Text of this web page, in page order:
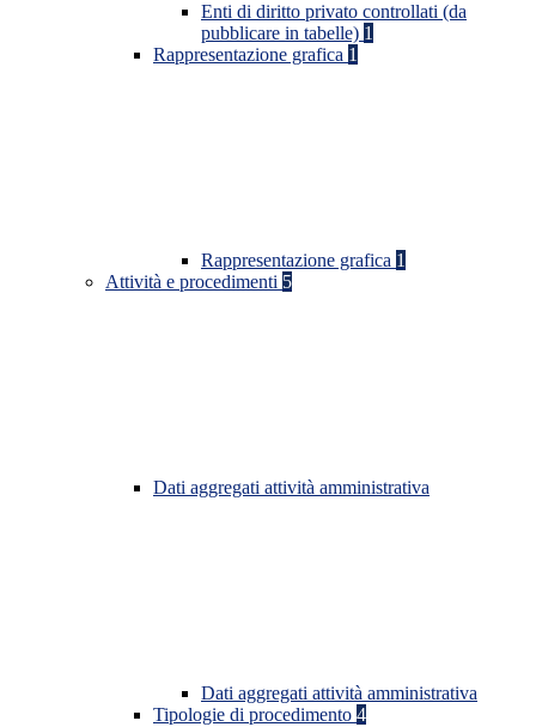
Enti di diritto privato controllati (da
pubblicare in tabelle) 1
Rappresentazione grafica 1
Rappresentazione grafica 1
Attività e procedimenti 5
Dati aggregati attività amministrativa
Dati aggregati attività amministrativa
Tipologie di procedimento 4